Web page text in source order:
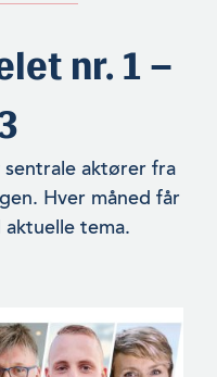
nr. 1 –
aktører fra
Hver måned får
tema.